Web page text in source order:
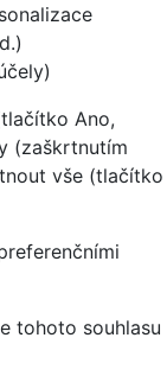
Ano,
(zaškrtnutím
vše (tlačítko
tohoto souhlasu